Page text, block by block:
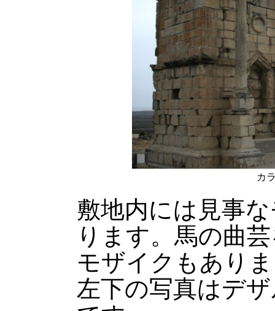
カ
敷地内には見事
ります。馬の曲
モザイクもあり
左下の写真はデ